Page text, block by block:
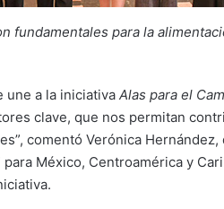
fundamentales para la
une a la iniciativa Alas para el
clave, que nos permitan
comentó Verónica
México, Centroamérica y